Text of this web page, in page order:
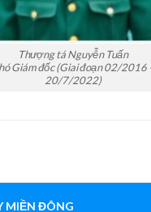
Thượng tá Nguyễn Tuấn
Giám đốc (Giai đoạn 02/2016
20/7/2022)
MIỀN ĐÔNG